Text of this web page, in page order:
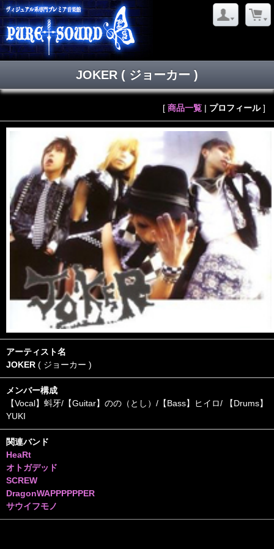
JOKER ( ジョーカー )
[ 商品一覧 | プロフィール]
アーティスト名
JOKER ( ジョーカー )
メンバー構成
【Vocal】蚪牙/【Guitar】のの（とし）/【Bass】ヒイロ/ 【Drums】
YUKI
関連バンド
HeaRt
オトガデッド
SCREW
DragonWAPPPPPPER
サウイフモノ